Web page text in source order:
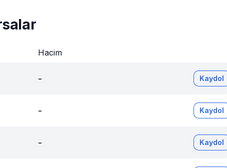
Hacim
- Kaydol
- Kaydol
- Kaydol